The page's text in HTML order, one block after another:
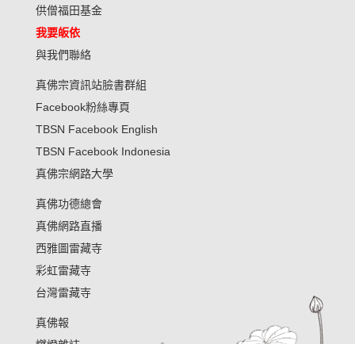
供僧福田基金
我要皈依
與我們聯絡
真佛宗資訊站臉書群組
Facebook粉絲專頁
TBSN Facebook English
TBSN Facebook Indonesia
真佛宗網路大學
真佛功德總會
真佛網路直播
西雅圖雷藏寺
彩虹雷藏寺
台灣雷藏寺
真佛報